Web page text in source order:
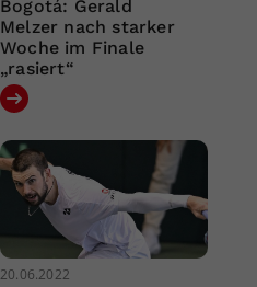
Bogotá: Gerald
Melzer nach starker
Woche im Finale
„rasiert“
20.06.2022